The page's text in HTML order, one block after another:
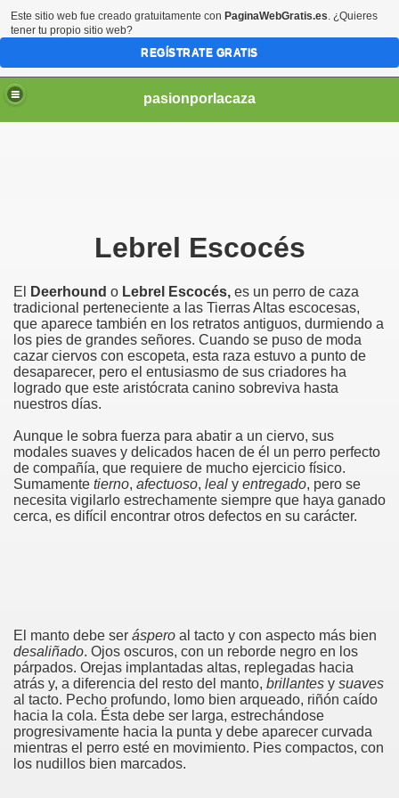
pasionporlacaza
Lebrel Escocés
El Deerhound o Lebrel Escocés, es un perro de caza
tradicional perteneciente a las Tierras Altas escocesas,
que aparece también en los retratos antiguos, durmiendo a
los pies de grandes señores. Cuando se puso de moda
cazar ciervos con escopeta, esta raza estuvo a punto de
desaparecer, pero el entusiasmo de sus criadores ha
logrado que este aristócrata canino sobreviva hasta
nuestros días.
Aunque le sobra fuerza para abatir a un ciervo, sus
modales suaves y delicados hacen de él un perro perfecto
de compañía, que requiere de mucho ejercicio físico.
Sumamente tierno, afectuoso, leal y entregado, pero se
necesita vigilarlo estrechamente siempre que haya ganado
cerca, es difícil encontrar otros defectos en su carácter.
El manto debe ser áspero al tacto y con aspecto más bien
desaliñado. Ojos oscuros, con un reborde negro en los
párpados. Orejas implantadas altas, replegadas hacia
atrás y, a diferencia del resto del manto, brillantes y suaves
al tacto. Pecho profundo, lomo bien arqueado, riñón caído
hacia la cola. Ésta debe ser larga, estrechándose
progresivamente hacia la punta y debe aparecer curvada
mientras el perro esté en movimiento. Pies compactos, con
los nudillos bien marcados.
Este sitio web fue creado gratuitamente con PaginaWebGratis.es. ¿Quieres
tener tu propio sitio web?
REGÍSTRATE GRATIS